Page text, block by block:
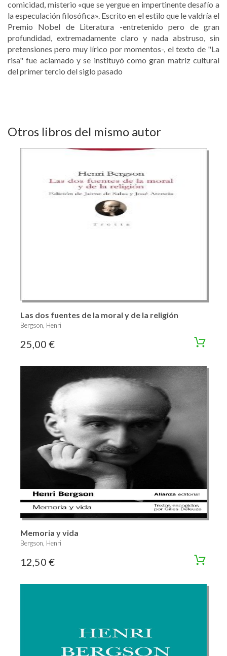
comicidad, misterio «que se yergue en impertinente desafío a
la especulación filosófica». Escrito en el estilo que le valdría el
Premio Nobel de Literatura -entretenido pero de gran
profundidad, extremadamente claro y nada abstruso, sin
pretensiones pero muy lírico por momentos-, el texto de "La
risa" fue aclamado y se instituyó como gran matriz cultural
del primer tercio del siglo pasado
Otros libros del mismo autor
Las dos fuentes de la moral y de la religión
Bergson, Henri
25,00 €
Memoria y vida
Bergson, Henri
12,50 €